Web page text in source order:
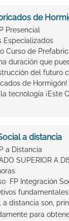
de
Presencial
Especializados
Curso de
duración que
del futuro
de Hormigón!
tecnología ¡Este
a distancia
a Distancia
SUPERIOR A
FP Integración
a distancia son,
para